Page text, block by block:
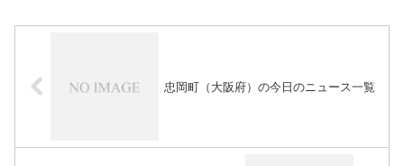
忠岡町（大阪府）の今日のニュース一覧